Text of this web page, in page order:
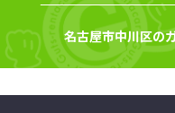
名古屋市中川区の